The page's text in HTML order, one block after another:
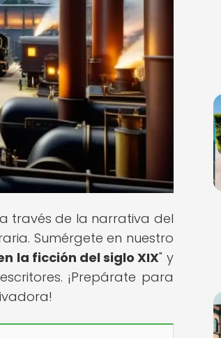
través de la narrativa del
Sumérgete en nuestro
la ficción del siglo XIX" y
¡Prepárate para